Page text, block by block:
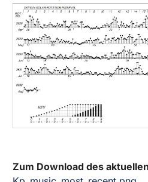
Zum Download des